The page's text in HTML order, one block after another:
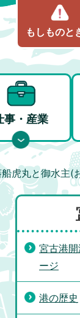
もしものと
事・産業
虎丸と御水主(
宮古港
ージ
港の歴史